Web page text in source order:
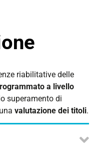
riabilitative delle
a livello
superamento di
valutazione dei titoli.